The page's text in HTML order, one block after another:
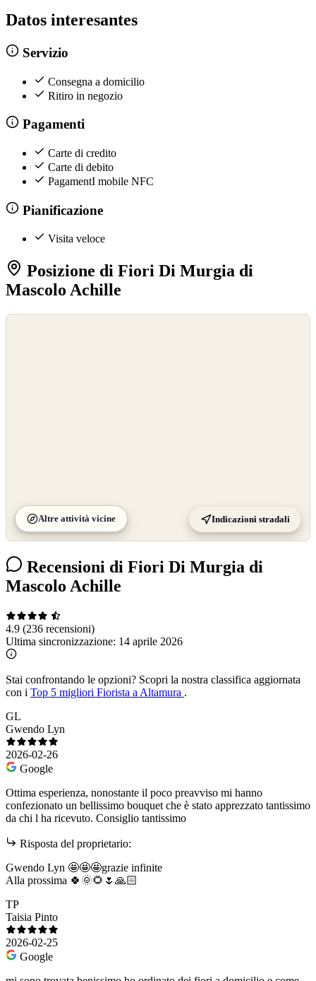
Datos interesantes
Servizio
Consegna a domicilio
Ritiro in negozio
Pagamenti
Carte di credito
Carte di debito
PagamentI mobile NFC
Pianificazione
Visita veloce
Posizione di Fiori Di Murgia di
Mascolo Achille
Altre attività vicine Indicazioni stradali
Recensioni di Fiori Di Murgia di
Mascolo Achille
4.9 (236 recensioni)
Ultima sincronizzazione: 14 aprile 2026
Stai confrontando le opzioni? Scopri la nostra classifica aggiornata
con i Top 5 migliori Fiorista a Altamura .
GL
Gwendo Lyn
2026-02-26
Google
Ottima esperienza, nonostante il poco preavviso mi hanno
confezionato un bellissimo bouquet che è stato apprezzato tantissimo
da chi l ha ricevuto. Consiglio tantissimo
Risposta del proprietario:
Gwendo Lyn 🤩🤩🤩grazie infinite
Alla prossima 🍀🌞🌻🌷🙏🏻
TP
Taisia Pinto
2026-02-25
Google